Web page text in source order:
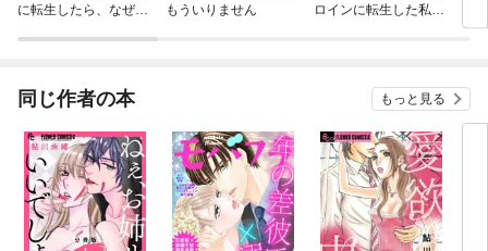
に転生したら、なぜか
もういりません
ロインに転生した私、
同じ作者の本 もっと見る